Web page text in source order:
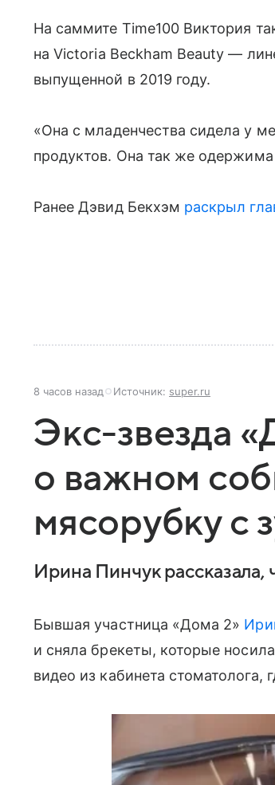
На саммите Time100 Виктория
на Victoria Beckham Beauty —
выпущенной в 2019 году.
«Она с младенчества сидела у
продуктов. Она так же
Ранее Дэвид Бекхэм раскрыл
8 часов назад Источник: super.ru
Экс-звезда
о важном
мясорубку с
Ирина Пинчук рассказала,
Бывшая участница «Дома 2»
и сняла брекеты, которые
видео из кабинета стоматолога,